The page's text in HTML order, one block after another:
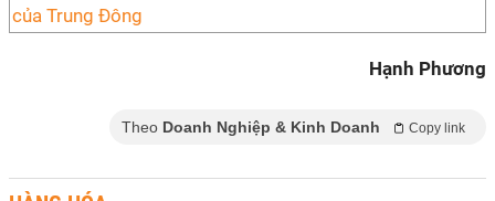
của Trung Đông
Hạnh Phương
Theo Doanh Nghiệp & Kinh Doanh Copy link